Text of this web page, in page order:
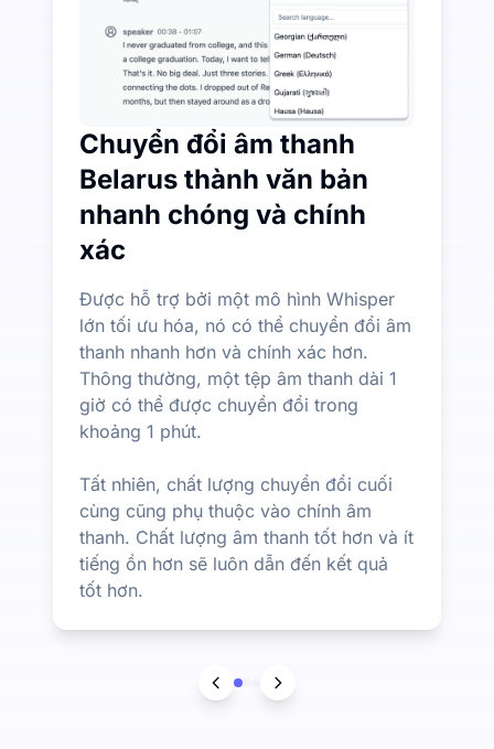
Chuyển đổi âm thanh
Belarus thành văn bản
nhanh chóng và chính
xác
Được hỗ trợ bởi một mô hình Whisper
lớn tối ưu hóa, nó có thể chuyển đổi âm
thanh nhanh hơn và chính xác hơn.
Thông thường, một tệp âm thanh dài 1
giờ có thể được chuyển đổi trong
khoảng 1 phút.
Tất nhiên, chất lượng chuyển đổi cuối
cùng cũng phụ thuộc vào chính âm
thanh. Chất lượng âm thanh tốt hơn và ít
tiếng ồn hơn sẽ luôn dẫn đến kết quả
tốt hơn.